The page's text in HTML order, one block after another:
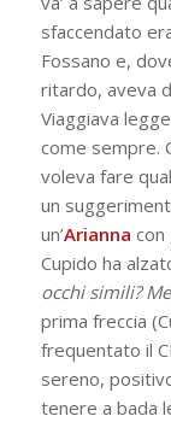
sfaccendato
Fossano e,
ritardo, aveva
Viaggiava
come sempre.
voleva fare
un
un’Arianna con
Cupido ha
occhi simili?
prima freccia
frequentato il
sereno,
tenere a bada